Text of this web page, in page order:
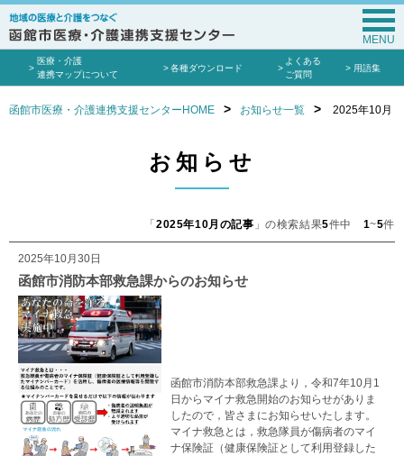
MENU
医療・介護
連携マップについて
各種ダウンロード
よくある
ご質問
用語集
函館市医療・介護連携支援センターHOME お知らせ一覧 2025年10月
お知らせ
「 2025年10月の記事 」の検索結果5件中 1~5件
2025年10月30日
函館市消防本部救急課からのお知らせ
函館市消防本部救急課より，令和7年10月1
日からマイナ救急開始のお知らせがありま
したので，皆さまにお知らせいたします。
マイナ救急とは，救急隊員が傷病者のマイ
ナ保険証（健康保険証として利用登録した